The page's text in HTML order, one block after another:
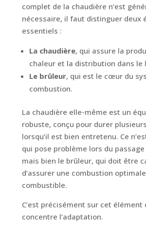
complet de la chaudière n’est
nécessaire, il faut distinguer deux
essentiels :
La chaudière, qui assure la
chaleur et la distribution dans le
Le brûleur, qui est le cœur du
combustion.
La chaudière elle-même est un
robuste, conçu pour durer
lorsqu’il est bien entretenu. Ce
qui pose problème lors du
mais bien le brûleur, qui doit être
d’assurer une combustion
combustible.
C’est précisément sur cet élément
concentre l’adaptation.